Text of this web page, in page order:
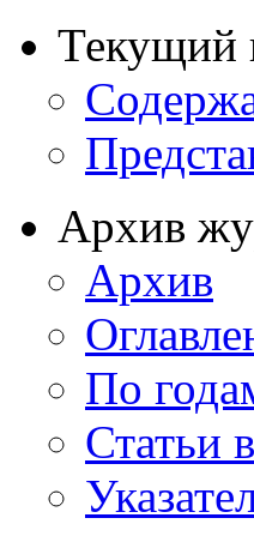
Текущий
Архив
Архив
По
Статьи